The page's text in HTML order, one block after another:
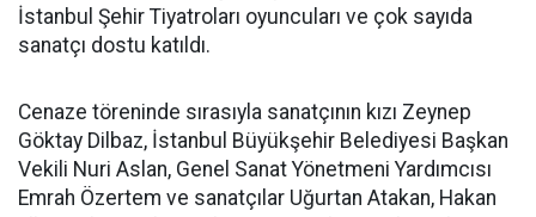
İstanbul Şehir Tiyatroları oyuncuları ve çok sayıda
sanatçı dostu katıldı.
Cenaze töreninde sırasıyla sanatçının kızı Zeynep
Göktay Dilbaz, İstanbul Büyükşehir Belediyesi Başkan
Vekili Nuri Aslan, Genel Sanat Yönetmeni Yardımcısı
Emrah Özertem ve sanatçılar Uğurtan Atakan, Hakan